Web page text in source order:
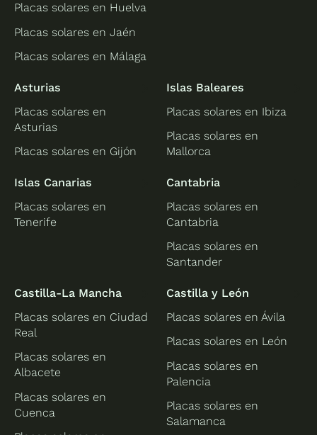
Placas solares en Huelva
Placas solares en Jaén
Placas solares en Málaga
Asturias
Placas solares en
Asturias
Placas solares en Gijón
Islas Baleares
Placas solares en Ibiza
Placas solares en
Mallorca
Islas Canarias
Placas solares en
Tenerife
Cantabria
Placas solares en
Cantabria
Placas solares en
Santander
Castilla-La Mancha
Placas solares en Ciudad
Real
Placas solares en
Albacete
Placas solares en
Cuenca
Castilla y León
Placas solares en Ávila
Placas solares en León
Placas solares en
Palencia
Placas solares en
Salamanca